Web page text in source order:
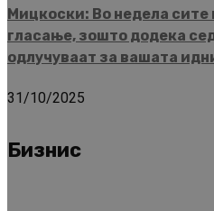
Мицкоски: Во недела сите
гласање, зошто додека
одлучуваат за вашата
31/10/2025
Бизнис